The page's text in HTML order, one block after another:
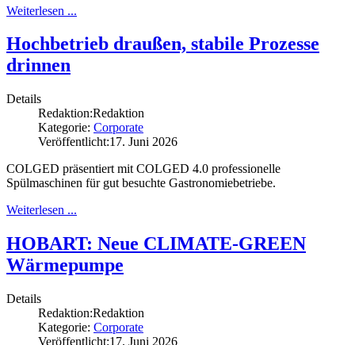
Weiterlesen ...
Hochbetrieb draußen, stabile Prozesse
drinnen
Details
Redaktion:Redaktion
Kategorie: Corporate
Veröffentlicht:17. Juni 2026
COLGED präsentiert mit COLGED 4.0 professionelle
Spülmaschinen für gut besuchte Gastronomiebetriebe.
Weiterlesen ...
HOBART: Neue CLIMATE-GREEN
Wärmepumpe
Details
Redaktion:Redaktion
Kategorie: Corporate
Veröffentlicht:17. Juni 2026